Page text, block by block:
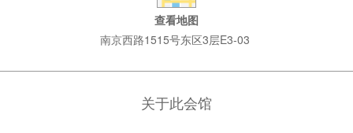
查看地图
南京西路1515号东区3层E3-03
关于此会馆